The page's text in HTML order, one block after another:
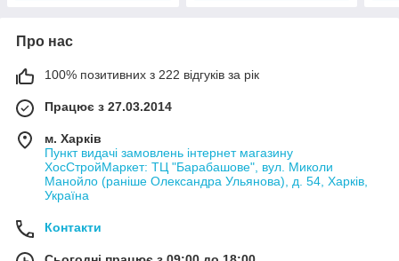
Про нас
100% позитивних з 222 відгуків за рік
Працює з 27.03.2014
м. Харків
Пункт видачі замовлень інтернет магазину
ХосСтройМаркет: ТЦ "Барабашове", вул. Миколи
Манойло (раніше Олександра Ульянова), д. 54, Харків,
Україна
Контакти